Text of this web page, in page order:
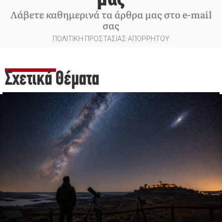
Λάβετε καθημερινά τα άρθρα μας στο e-mail
σας
ΠΟΛΙΤΙΚΗ ΠΡΟΣΤΑΣΙΑΣ ΑΠΟΡΡΗΤΟΥ
Σχετικά Θέματα